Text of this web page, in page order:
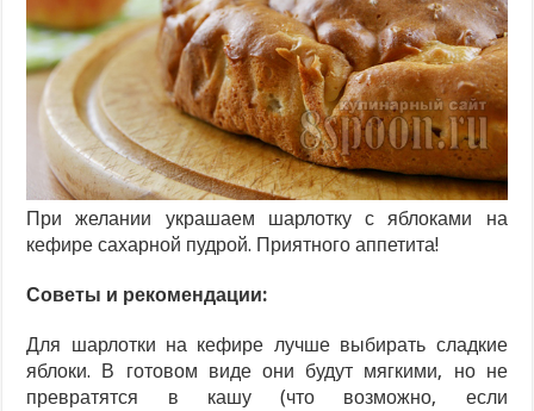
При желании украшаем шарлотку с яблоками на
кефире сахарной пудрой. Приятного аппетита!
Советы и рекомендации:
Для шарлотки на кефире лучше выбирать сладкие
яблоки. В готовом виде они будут мягкими, но не
превратятся в кашу (что возможно, если